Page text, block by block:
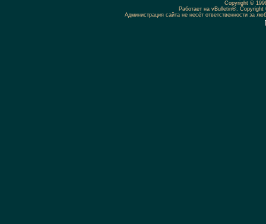
Copyright ©
Работает на vBulletin®.
Администрация сайта не несёт ответственности за